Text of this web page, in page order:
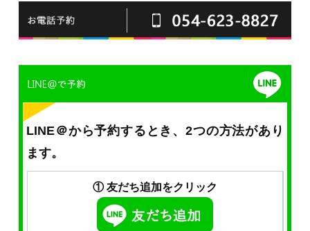
LINE＠から予約するとき、2つの方法があり
ます。
① 友だち追加をクリック